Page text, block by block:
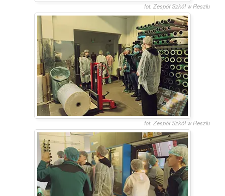
fot. Zespół Szkół w Reszlu
fot. Zespół Szkół w Reszlu